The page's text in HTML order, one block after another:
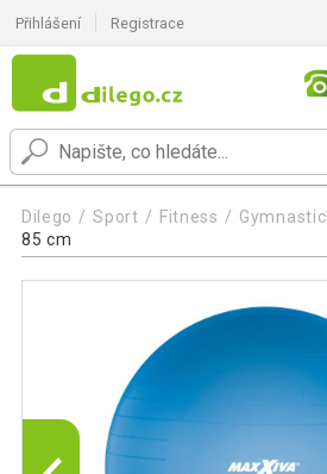
Přihlášení Registrace
Dilego Sport Fitness
85 cm